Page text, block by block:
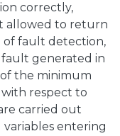
correctly,
allowed to return
of fault detection,
generated in
the minimum
respect to
carried out
entering